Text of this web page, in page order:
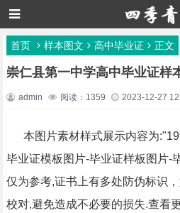
首页 样本图文 高中毕业证 正文
崇仁县第一中学高中毕业证样
admin 阅读：1359 2023-12-27
本图片素材样式展示内容为
毕业证模板图片-毕业证样板图片-
仅为参考,证书上有多处防伪标识
校对,避免造成不必要的损失.查看